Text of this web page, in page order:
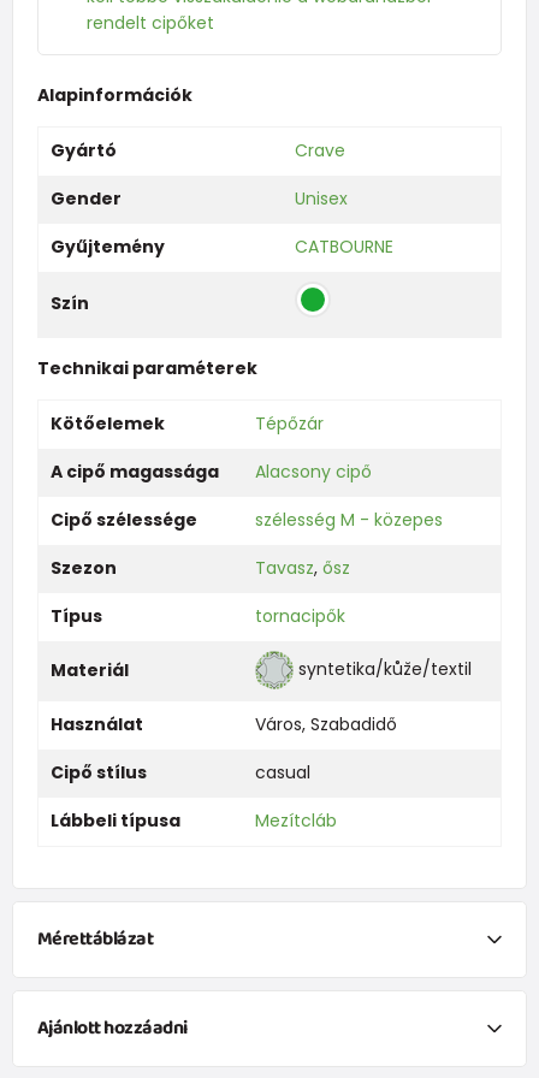
rendelt cipőket
Alapinformációk
Gyártó
Crave
Gender
Unisex
Gyűjtemény
CATBOURNE
Szín
Technikai paraméterek
Kötőelemek
Tépőzár
A cipő magassága
Alacsony cipő
Cipő szélessége
szélesség M - közepes
Szezon
Tavasz, ősz
Típus
tornacipők
Materiál syntetika/kůže/textil
Használat Város, Szabadidő
Cipő stílus
casual
Lábbeli típusa
Mezítcláb
Mérettáblázat
Ajánlott hozzáadni